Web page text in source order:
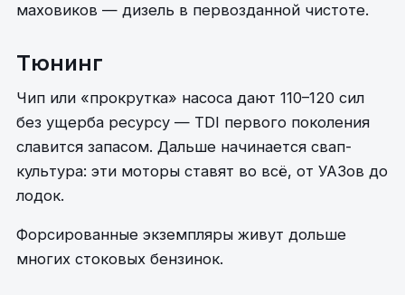
маховиков — дизель в первозданной чистоте.
Тюнинг
Чип или «прокрутка» насоса дают 110–120 сил
без ущерба ресурсу — TDI первого поколения
славится запасом. Дальше начинается свап-
культура: эти моторы ставят во всё, от УАЗов до
лодок.
Форсированные экземпляры живут дольше
многих стоковых бензинок.